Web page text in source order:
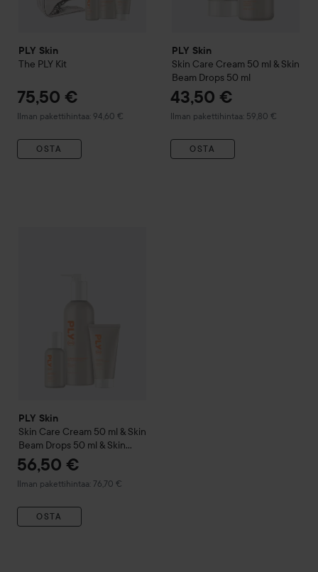
PLY Skin
The PLY Kit
75,50 €
Ilman pakettihintaa: 94,60 €
OSTA
PLY Skin
Skin Care Cream 50 ml & Skin
Beam Drops 50 ml
43,50 €
Ilman pakettihintaa: 59,80 €
OSTA
PLY Skin
Skin Care Cream 50 ml & Skin
Beam Drops 50 ml & Skin
Clean Slate 200 ml
56,50 €
Ilman pakettihintaa: 76,70 €
OSTA